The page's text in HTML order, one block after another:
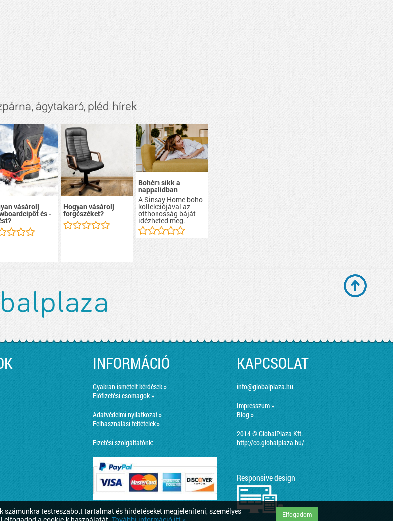
testreszabott tartalmat és hirdetéseket megjeleníteni, személyes
Elfogadom
ágytakaró, pléd hírek
vásárolj
és -
Hogyan vásárolj
forgószéket?
Bohém sikk a
nappalidban
A Sinsay Home boho
kollekciójával az
otthonosság báját
idézheted meg.
INFORMÁCIÓ
Gyakran ismételt kérdések »
Előfizetési csomagok »
Adatvédelmi nyilatkozat »
Felhasználási feltételek »
Fizetési szolgáltatónk:
KAPCSOLAT
info@globalplaza.hu
Impresszum »
Blog »
2014 © GlobalPlaza Kft.
http://co.globalplaza.hu/
Responsive design